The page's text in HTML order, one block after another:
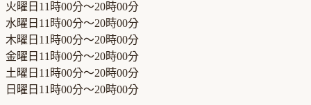
火曜日 11時00分～20時00分
水曜日 11時00分～20時00分
木曜日 11時00分～20時00分
金曜日 11時00分～20時00分
土曜日 11時00分～20時00分
日曜日 11時00分～20時00分